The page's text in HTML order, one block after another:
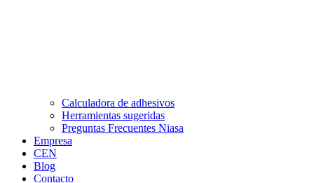
Calculadora de adhesivos
Herramientas sugeridas
Preguntas Frecuentes Niasa
Empresa
CEN
Blog
Contacto